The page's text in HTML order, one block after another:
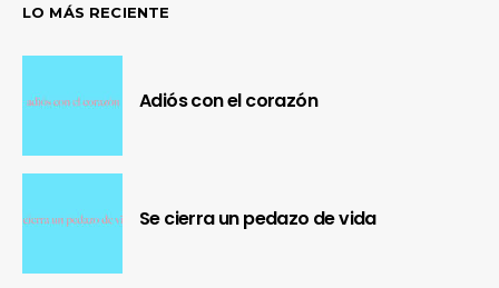
LO MÁS RECIENTE
Adiós con el corazón
Se cierra un pedazo de vida